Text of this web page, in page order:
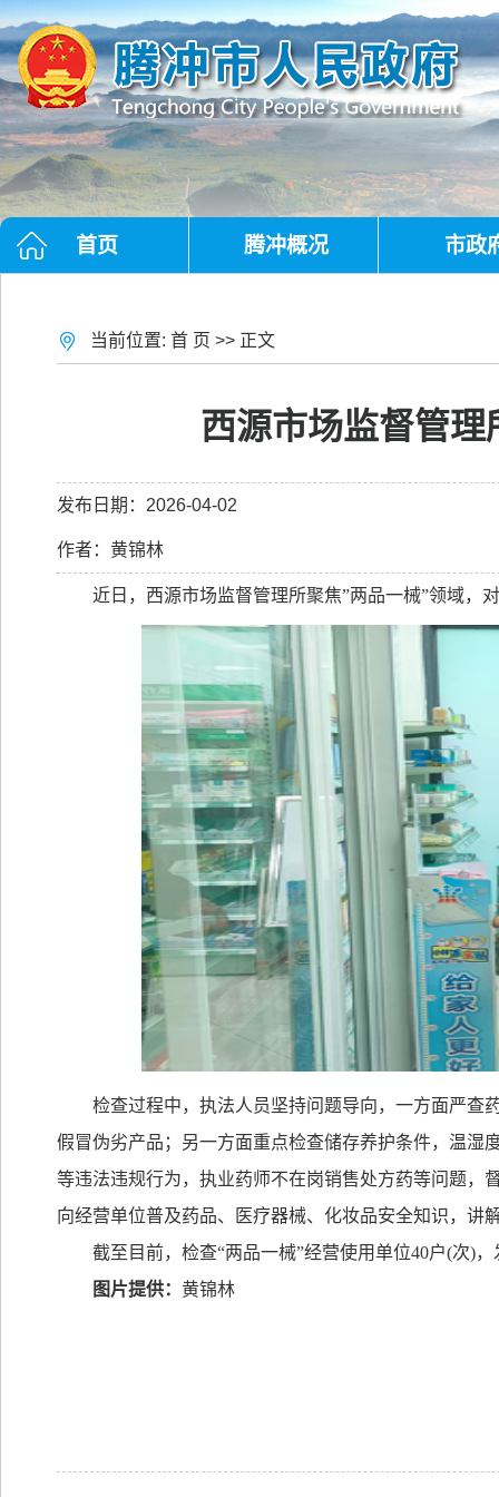
首页 腾冲概况 市政
当前位置: 首 页 >> 正文
西源市场监督管理
发布日期：2026-04-02
作者：黄锦林
近日，西源市场监督管理所聚焦”两品一械”领域，
检查过程中，执法人员坚持问题导向，一方面严查
假冒伪劣产品；另一方面重点检查储存养护条件，温湿
等违法违规行为，执业药师不在岗销售处方药等问题，
向经营单位普及药品、医疗器械、化妆品安全知识，讲
截至目前，检查“两品一械”经营使用单位40户(次)，
图片提供： 黄锦林